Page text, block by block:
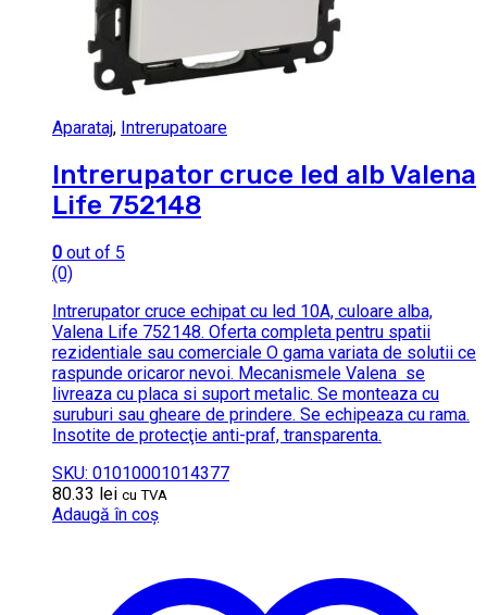
Aparataj, Intrerupatoare
Intrerupator cruce led alb Valena
Life 752148
0 out of 5
(0)
Intrerupator cruce echipat cu led 10A, culoare alba,
Valena Life 752148. Oferta completa pentru spatii
rezidentiale sau comerciale O gama variata de solutii ce
raspunde oricaror nevoi. Mecanismele Valena se
livreaza cu placa si suport metalic. Se monteaza cu
suruburi sau gheare de prindere. Se echipeaza cu rama.
Insotite de protecţie anti-praf, transparenta.
SKU: 01010001014377
80.33 lei cu TVA
Adaugă în coș